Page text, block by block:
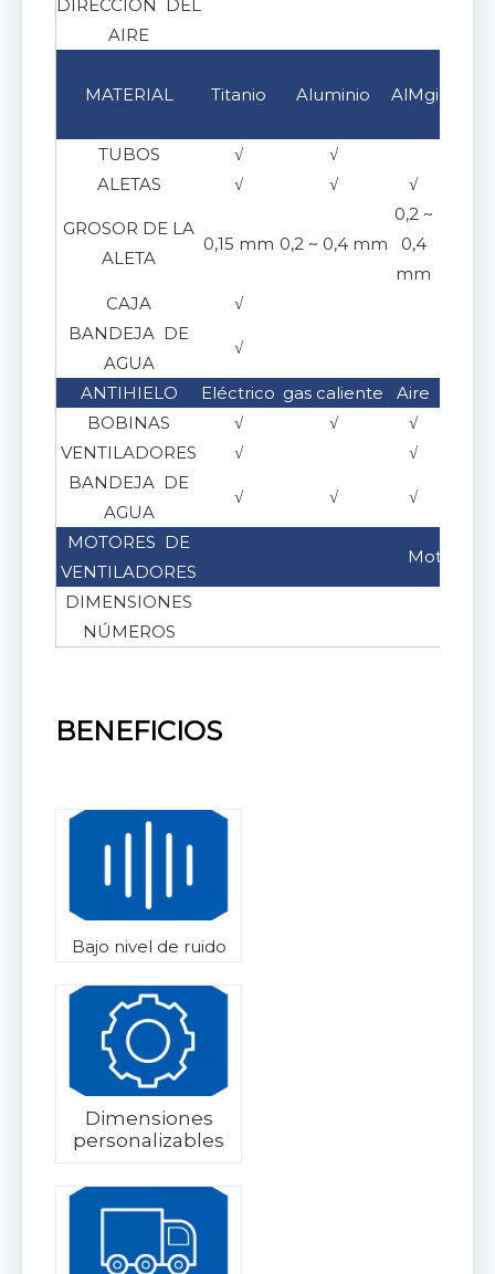
DIRECCIÓN DEL
AIRE
MATERIAL Titanio Aluminio AlMg
TUBOS
√ √
ALETAS
√ √ √
GROSOR DE LA
ALETA
0,15 mm 0,2 ~ 0,4 mm
0,2 ~
0,4
mm
CAJA √
BANDEJA DE
AGUA
√
ANTIHIELO Eléctrico gas caliente Aire
BOBINAS
√ √ √
VENTILADORES
√
√
BANDEJA DE
AGUA
√ √ √
MOTORES DE
VENTILADORES
Motores
DIMENSIONES
NÚMEROS
BENEFICIOS
Bajo nivel de ruido
Dimensiones
personalizables